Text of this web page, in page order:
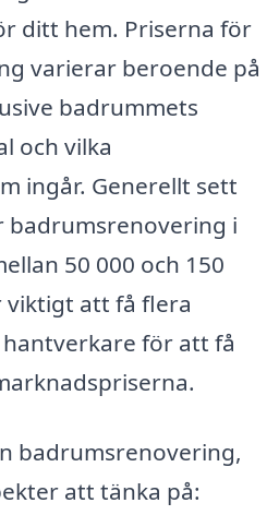
ditt hem. Priserna för
varierar beroende på
badrummets
och vilka
ingår. Generellt sett
badrumsrenovering i
50 000 och 150
viktigt att få flera
för att få
badrumsrenovering,
att tänka på: